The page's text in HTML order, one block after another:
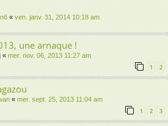
« ven. janv. 31, 2014 10:18 am
une arnaque !
« mer. nov. 06, 2013 11:27 am
1 2
« mer. sept. 25, 2013 11:04 am
1 2 3